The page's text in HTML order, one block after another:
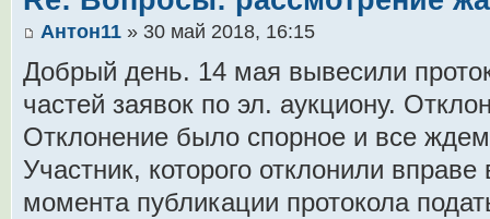
Антон11 » 30 май 2018, 16:15
Добрый день. 14 мая вывесили
частей заявок по эл. аукциону.
Отклонение было спорное и все
Участник, которого отклонили
момента публикации протокола